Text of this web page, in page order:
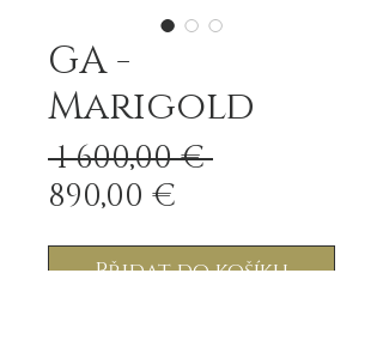
GA -
Marigold
1 600,00 € Běžná
890,00 €
cena
Přidat do košíku